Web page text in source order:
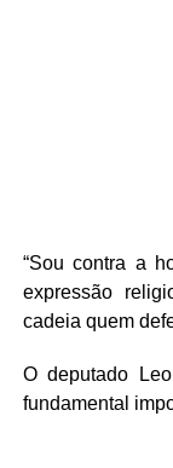
“Sou contra a
expressão
cadeia quem
O deputado
fundamental